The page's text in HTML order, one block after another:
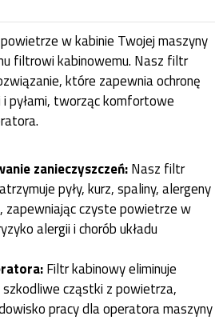
w kabinie Twojej maszyny
filtrowi kabinowemu. Nasz filtr
które zapewnia ochronę
i pyłami, tworząc komfortowe
zanieczyszczeń:Nasz filtr
pyły, kurz, spaliny, alergeny
zapewniając czyste powietrze w
alergii i chorób układu
Filtr kabinowy eliminuje
cząstki z powietrza,
pracy dla operatora maszyny